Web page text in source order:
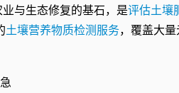
与生态修复的基石，是评估土壤
土壤营养物质检测服务，覆盖大量